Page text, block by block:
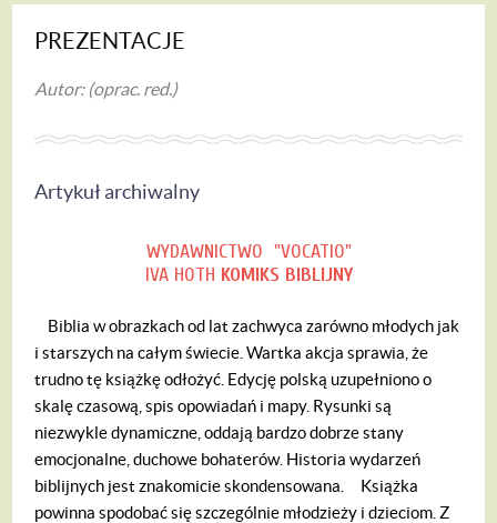
PREZENTACJE
Autor: (oprac. red.)
Artykuł archiwalny
WYDAWNICTWO "VOCATIO"
IVA HOTH KOMIKS BIBLIJNY
Biblia w obrazkach od lat zachwyca zarówno młodych jak
i starszych na całym świecie. Wartka akcja sprawia, że
trudno tę książkę odłożyć. Edycję polską uzupełniono o
skalę czasową, spis opowiadań i mapy. Rysunki są
niezwykle dynamiczne, oddają bardzo dobrze stany
emocjonalne, duchowe bohaterów. Historia wydarzeń
biblijnych jest znakomicie skondensowana.
Książka
powinna spodobać się szczególnie młodzieży i dzieciom. Z